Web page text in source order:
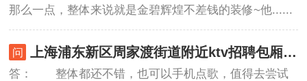
那么一点，整体来说就是金碧辉煌不差钱的装修~他......
上海浦东新区周家渡街道附近ktv招聘包厢陪唱,有哪些工作岗位
答： 整体都还不错，也可以手机点歌，值得去尝试